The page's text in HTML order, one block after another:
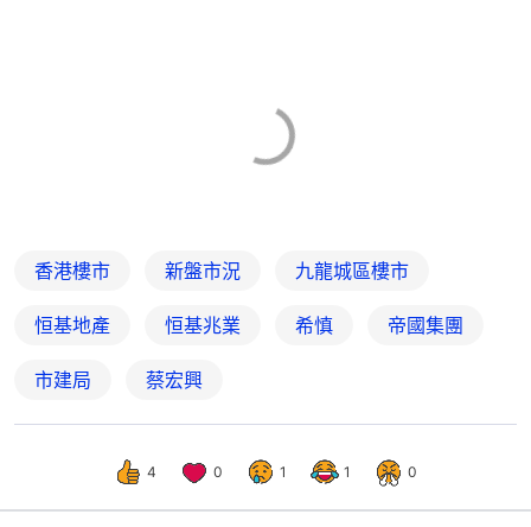
香港樓市 新盤市況 九龍城區樓市
恒基地產 恒基兆業 希慎 帝國集團
市建局 蔡宏興
4 0 1 1 0